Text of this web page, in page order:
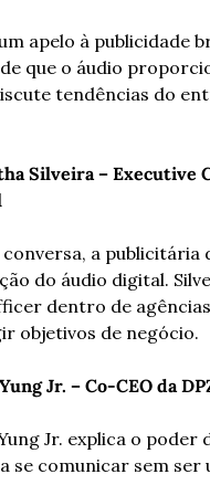
apelo à publicidade
que o áudio
tendências do
Silveira – Executive
a publicitária
do áudio digital.
dentro de
objetivos de negócio.
Jr. – Co-CEO da
Jr. explica o
se comunicar sem